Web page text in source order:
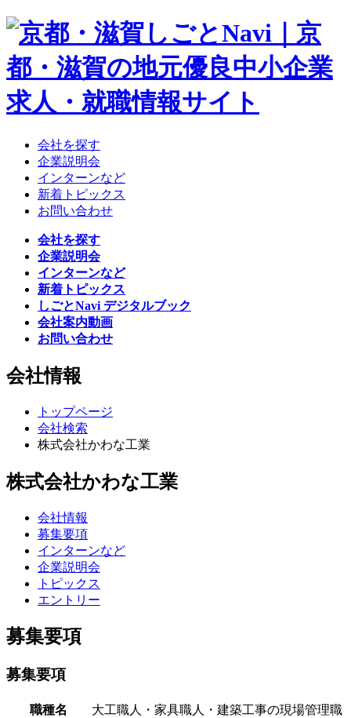
会社を探す
企業説明会
インターンなど
新着トピックス
お問い合わせ
会社を探す
企業説明会
インターンなど
新着トピックス
しごとNavi デジタルブック
会社案内動画
お問い合わせ
会社情報
トップページ
会社検索
株式会社かわな工業
株式会社かわな工業
会社情報
募集要項
インターンなど
企業説明会
トピックス
エントリー
募集要項
募集要項
職種名
大工職人・家具職人・建築工事の現場管理職